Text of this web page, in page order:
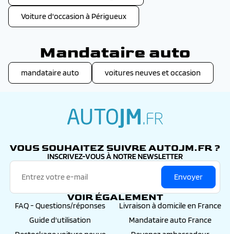
Voiture d'occasion à Périgueux
Mandataire auto
mandataire auto voitures neuves et occasion
VOUS SOUHAITEZ SUIVRE AUTOJM.FR ?
INSCRIVEZ-VOUS À NOTRE NEWSLETTER
Envoyer
VOIR ÉGALEMENT
FAQ - Questions/réponses
Livraison à domicile en France
Guide d'utilisation
Mandataire auto France